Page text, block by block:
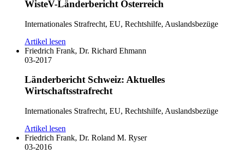
WisteV-Länderbericht Österreich
Internationales Strafrecht, EU, Rechtshilfe, Auslandsbezüge
Artikel lesen
Friedrich Frank, Dr. Richard Ehmann
03-2017
Länderbericht Schweiz: Aktuelles
Wirtschaftsstrafrecht
Internationales Strafrecht, EU, Rechtshilfe, Auslandsbezüge
Artikel lesen
Friedrich Frank, Dr. Roland M. Ryser
03-2016